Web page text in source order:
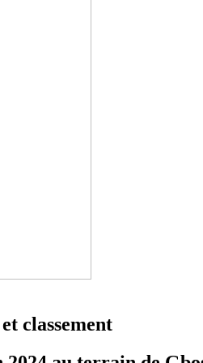
classement